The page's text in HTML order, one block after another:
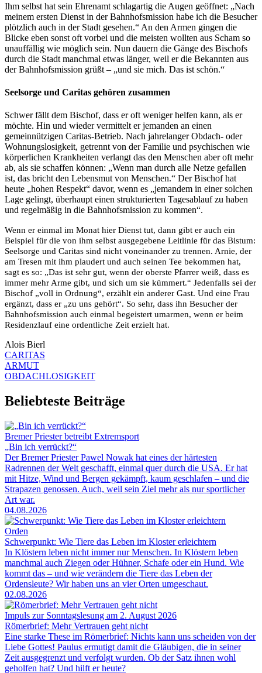
Ihm selbst hat sein Ehrenamt schlagartig die Augen geöffnet: „Nach
meinem ersten Dienst in der Bahnhofsmission habe ich die Besucher
plötzlich auch in der Stadt gesehen.“ An den Armen gingen die
Blicke eben sonst oft vorbei und die meisten wollten aus Scham so
unauffällig wie möglich sein. Nun dauern die Gänge des Bischofs
durch die Stadt manchmal etwas länger, weil er die Bekannten aus
der Bahnhofsmission grüßt – „und sie mich. Das ist schön.“
Seelsorge und Caritas gehören zusammen
Schwer fällt dem Bischof, dass er oft weniger helfen kann, als er
möchte. Hin und wieder vermittelt er jemanden an einen
gemeinnützigen Caritas-Betrieb. Nach jahrelanger Obdach- oder
Wohnungslosigkeit, getrennt von der Familie und psychischen wie
körperlichen Krankheiten verlangt das den Menschen aber oft mehr
ab, als sie schaffen können: „Wenn man durch alle Netze gefallen
ist, das bricht den Lebensmut von Menschen.“ Der Bischof hat
heute „hohen Respekt“ davor, wenn es „jemandem in einer solchen
Lage gelingt, überhaupt einen strukturierten Tagesablauf zu haben
und regelmäßig in die Bahnhofsmission zu kommen“.
Wenn er einmal im Monat hier Dienst tut, dann gibt er auch ein
Beispiel für die von ihm selbst ausgegebene Leitlinie für das Bistum:
Seelsorge und Caritas sind nicht voneinander zu trennen. Arnie, der
am Tresen mit ihm plaudert und auch seinen Tee bekommen hat,
sagt es so: „Das ist sehr gut, wenn der oberste Pfarrer weiß, dass es
immer mehr Arme gibt, und sich um sie kümmert.“ Jedenfalls sei der
Bischof „voll in Ordnung“, erzählt ein anderer Gast. Und eine Frau
ergänzt, dass er „zu uns gehört“. So sehr, dass ihn Besucher der
Bahnhofsmission auch einmal begeistert umarmen, wenn er beim
Residenzlauf eine ordentliche Zeit erzielt hat.
Alois Bierl
CARITAS
ARMUT
OBDACHLOSIGKEIT
Beliebteste Beiträge
Bremer Priester betreibt Extremsport
„Bin ich verrückt?“
Der Bremer Priester Pawel Nowak hat eines der härtesten
Radrennen der Welt geschafft, einmal quer durch die USA. Er hat
mit Hitze, Wind und Bergen gekämpft, kaum geschlafen – und die
Strapazen genossen. Auch, weil sein Ziel mehr als nur sportlicher
Art war.
04.08.2026
Orden
Schwerpunkt: Wie Tiere das Leben im Kloster erleichtern
In Klöstern leben nicht immer nur Menschen. In Klöstern leben
manchmal auch Ziegen oder Hühner, Schafe oder ein Hund. Wie
kommt das – und wie verändern die Tiere das Leben der
Ordensleute? Wir haben uns an vier Orten umgeschaut.
02.08.2026
Impuls zur Sonntagslesung am 2. August 2026
Römerbrief: Mehr Vertrauen geht nicht
Eine starke These im Römerbrief: Nichts kann uns scheiden von der
Liebe Gottes! Paulus ermutigt damit die Gläubigen, die in seiner
Zeit ausgegrenzt und verfolgt wurden. Ob der Satz ihnen wohl
geholfen hat? Und hilft er heute?